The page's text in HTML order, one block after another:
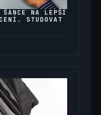
NA LEPŠÍ
STUDOVAT